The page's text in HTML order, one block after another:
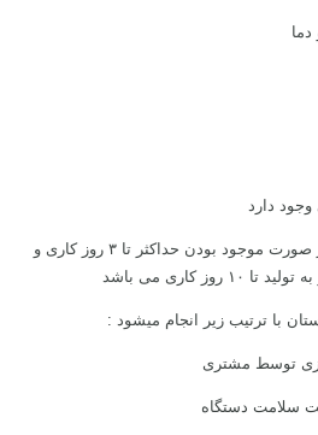
وجود دارد
توجه : زمان ارسال دستگاه در صورت موجود بودن حداکثر تا ۳ روز کاری و
کاری می باشد
با ترتیب زیر انجام میشود :